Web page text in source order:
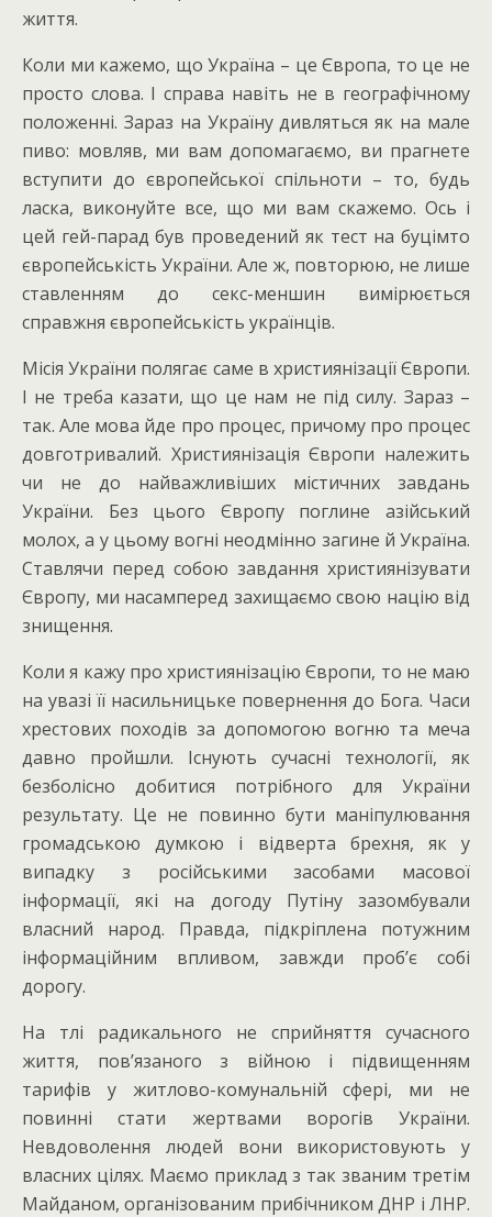
життя.
Коли ми кажемо, що Україна – це Європа, то це не
просто слова. І справа навіть не в географічному
положенні. Зараз на Україну дивляться як на мале
пиво: мовляв, ми вам допомагаємо, ви прагнете
вступити до європейської спільноти – то, будь
ласка, виконуйте все, що ми вам скажемо. Ось і
цей гей-парад був проведений як тест на буцімто
європейськість України. Але ж, повторюю, не лише
ставленням до секс-меншин вимірюється
справжня європейськість українців.
Місія України полягає саме в християнізації Європи.
І не треба казати, що це нам не під силу. Зараз –
так. Але мова йде про процес, причому про процес
довготривалий. Християнізація Європи належить
чи не до найважливіших містичних завдань
України. Без цього Європу поглине азійський
молох, а у цьому вогні неодмінно загине й Україна.
Ставлячи перед собою завдання християнізувати
Європу, ми насамперед захищаємо свою націю від
знищення.
Коли я кажу про християнізацію Європи, то не маю
на увазі її насильницьке повернення до Бога. Часи
хрестових походів за допомогою вогню та меча
давно пройшли. Існують сучасні технології, як
безболісно добитися потрібного для України
результату. Це не повинно бути маніпулювання
громадською думкою і відверта брехня, як у
випадку з російськими засобами масової
інформації, які на догоду Путіну зазомбували
власний народ. Правда, підкріплена потужним
інформаційним впливом, завжди проб’є собі
дорогу.
На тлі радикального не сприйняття сучасного
життя, пов’язаного з війною і підвищенням
тарифів у житлово-комунальній сфері, ми не
повинні стати жертвами ворогів України.
Невдоволення людей вони використовують у
власних цілях. Маємо приклад з так званим третім
Майданом, організованим прибічником ДНР і ЛНР.